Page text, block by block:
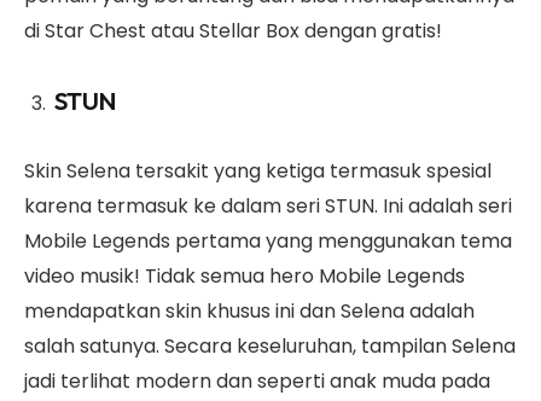
di Star Chest atau Stellar Box dengan gratis!
STUN
Skin Selena tersakit yang ketiga termasuk spesial
karena termasuk ke dalam seri STUN. Ini adalah seri
Mobile Legends pertama yang menggunakan tema
video musik! Tidak semua hero Mobile Legends
mendapatkan skin khusus ini dan Selena adalah
salah satunya. Secara keseluruhan, tampilan Selena
jadi terlihat modern dan seperti anak muda pada